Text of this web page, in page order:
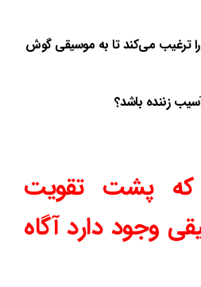
را ترغیب می‌کند تا به موسیقی گوش
زننده باشد؟
که پشت تقویت
وجود دارد آگاه